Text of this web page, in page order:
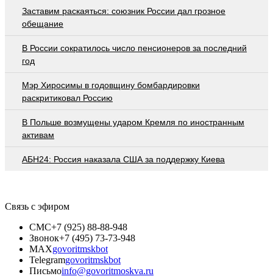
Заставим раскаяться: союзник России дал грозное
обещание
В России сократилось число пенсионеров за последний
год
Мэр Хиросимы в годовщину бомбардировки
раскритиковал Россию
В Польше возмущены ударом Кремля по иностранным
активам
АБН24: Россия наказала США за поддержку Киева
Связь с эфиром
СМС+7 (925) 88-88-948
Звонок+7 (495) 73-73-948
MAXgovoritmskbot
Telegramgovoritmskbot
Письмоinfo@govoritmoskva.ru